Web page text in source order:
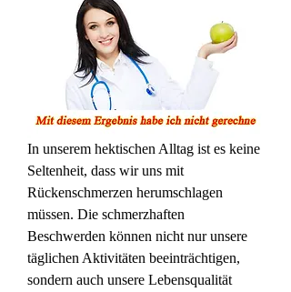
In unserem hektischen Alltag ist es keine
Seltenheit, dass wir uns mit
Rückenschmerzen herumschlagen
müssen. Die schmerzhaften
Beschwerden können nicht nur unsere
täglichen Aktivitäten beeinträchtigen,
sondern auch unsere Lebensqualität